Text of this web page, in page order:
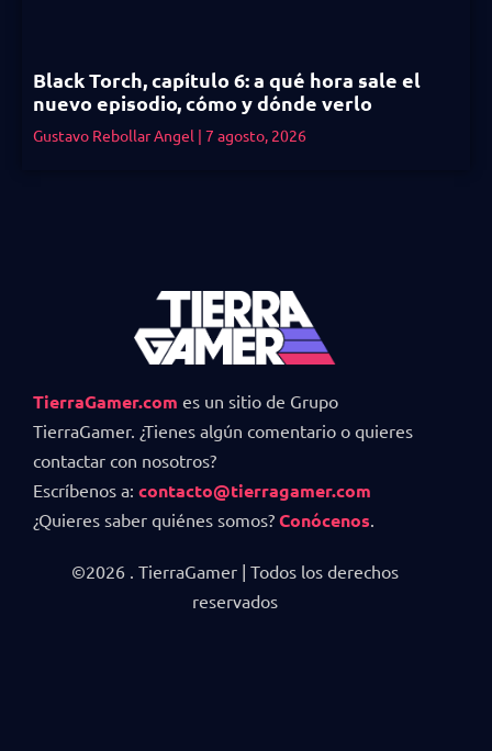
Black Torch, capítulo 6: a qué hora sale el
nuevo episodio, cómo y dónde verlo
Gustavo Rebollar Angel 7 agosto, 2026
TierraGamer.com es un sitio de Grupo
TierraGamer. ¿Tienes algún comentario o quieres
contactar con nosotros?
Escríbenos a: contacto@tierragamer.com
¿Quieres saber quiénes somos? Conócenos
©2026 . TierraGamer | Todos los derechos
reservados